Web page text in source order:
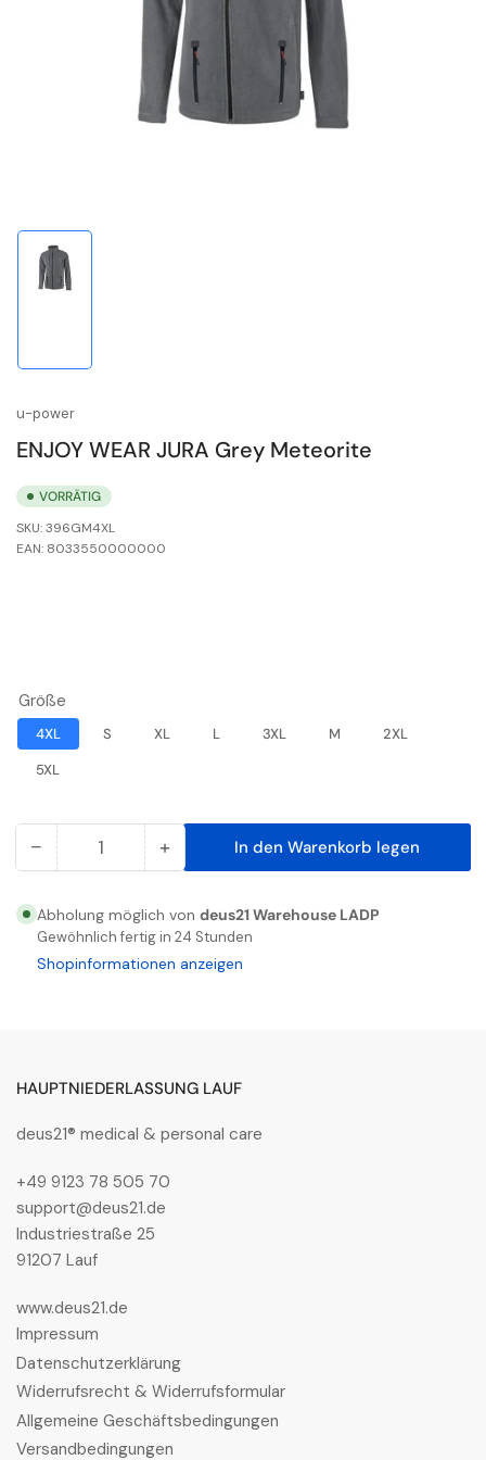
Modal
öffnen
u-power
ENJOY WEAR JURA Grey Meteorite
VORRÄTIG
SKU:396GM4XL
EAN: 8033550000000
Größe
4XL S XL L 3XL M
2XL
5XL
− Menge
für
ENJOY
WEAR
Anzahl +Menge
für
ENJOY
WEAR
In den Warenkorb legen
Abholung möglich von deus21 Warehouse LADP
Gewöhnlich fertig in 24 Stunden
Shopinformationen anzeigen
HAUPTNIEDERLASSUNG LAUF
deus21® medical & personal care
+49 9123 78 505 70
support@deus21.de
Industriestraße 25
91207 Lauf
www.deus21.de
Impressum
Datenschutzerklärung
Widerrufsrecht & Widerrufsformular
Allgemeine Geschäftsbedingungen
Versandbedingungen